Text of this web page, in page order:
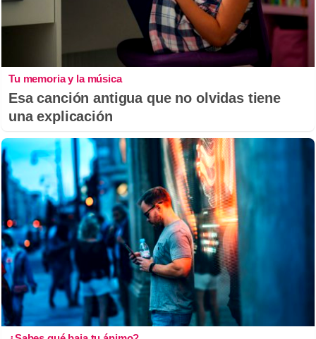
Tu memoria y la música
Esa canción antigua que no olvidas tiene
una explicación